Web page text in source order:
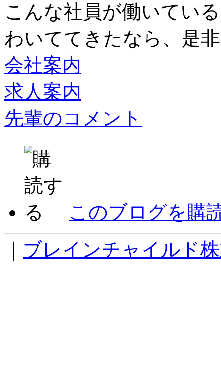
こんな社員が働いてい
わいててきたなら、是
会社案内
求人案内
先輩のコメント
このブログを購
ブレインチャイルド